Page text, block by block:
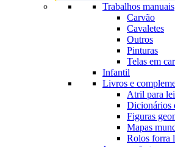
Trabalhos manuais
Carvão
Cavaletes
Outros
Pinturas
Telas em
Infantil
Livros e
Atril para
Dicionários
Figuras
Mapas
Rolos forra